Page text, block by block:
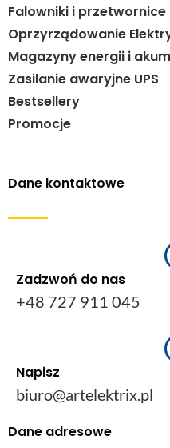
Falowniki i przetwornice
Oprzyrządowanie
Magazyny energii i
Zasilanie awaryjne UPS
Bestsellery
Promocje
Dane kontaktowe
Zadzwoń do nas
+48 727 911 045
Napisz
biuro@artelektrix.pl
Dane adresowe